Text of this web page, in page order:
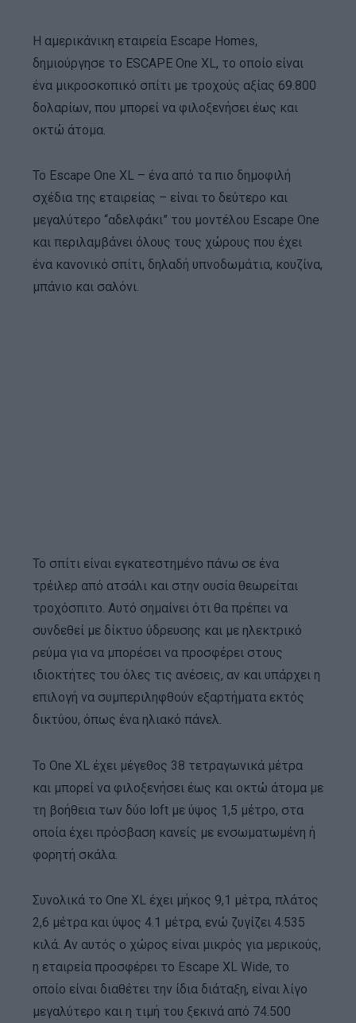
Η αμερικάνικη εταιρεία Escape Homes,
δημιούργησε το ESCAPE One XL, το οποίο είναι
ένα μικροσκοπικό σπίτι με τροχούς αξίας 69.800
δολαρίων, που μπορεί να φιλοξενήσει έως και
οκτώ άτομα.
Το Escape One XL – ένα από τα πιο δημοφιλή
σχέδια της εταιρείας – είναι το δεύτερο και
μεγαλύτερο “αδελφάκι” του μοντέλου Escape One
και περιλαμβάνει όλους τους χώρους που έχει
ένα κανονικό σπίτι, δηλαδή υπνοδωμάτια, κουζίνα,
μπάνιο και σαλόνι.
Το σπίτι είναι εγκατεστημένο πάνω σε ένα
τρέιλερ από ατσάλι και στην ουσία θεωρείται
τροχόσπιτο. Αυτό σημαίνει ότι θα πρέπει να
συνδεθεί με δίκτυο ύδρευσης και με ηλεκτρικό
ρεύμα για να μπορέσει να προσφέρει στους
ιδιοκτήτες του όλες τις ανέσεις, αν και υπάρχει η
επιλογή να συμπεριληφθούν εξαρτήματα εκτός
δικτύου, όπως ένα ηλιακό πάνελ.
Το One XL έχει μέγεθος 38 τετραγωνικά μέτρα
και μπορεί να φιλοξενήσει έως και οκτώ άτομα με
τη βοήθεια των δύο loft με ύψος 1,5 μέτρο, στα
οποία έχει πρόσβαση κανείς με ενσωματωμένη ή
φορητή σκάλα.
Συνολικά το One XL έχει μήκος 9,1 μέτρα, πλάτος
2,6 μέτρα και ύψος 4.1 μέτρα, ενώ ζυγίζει 4.535
κιλά. Αν αυτός ο χώρος είναι μικρός για μερικούς,
η εταιρεία προσφέρει το Escape XL Wide, το
οποίο είναι διαθέτει την ίδια διάταξη, είναι λίγο
μεγαλύτερο και η τιμή του ξεκινά από 74.500